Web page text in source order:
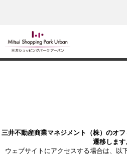
三井不動産商業マネジメント（株）のオ
遷移します
ウェブサイトにアクセスする場合は、以